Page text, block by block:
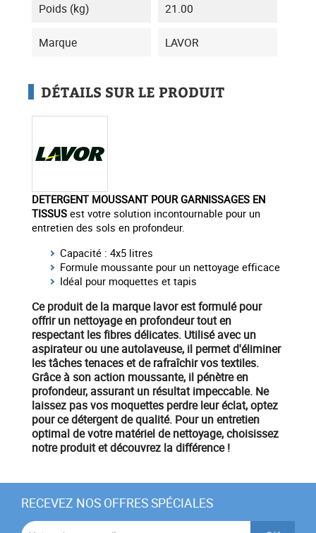
Poids (kg) 21.00
Marque LAVOR
DÉTAILS SUR LE PRODUIT
DETERGENT MOUSSANT POUR GARNISSAGES EN
TISSUS est votre solution incontournable pour un
entretien des sols en profondeur.
Capacité : 4x5 litres
Formule moussante pour un nettoyage efficace
Idéal pour moquettes et tapis
Ce produit de la marquelavorest formulé pour
offrir un nettoyage en profondeurtout en
respectant les fibres délicates. Utilisé avec un
aspirateurou uneautolaveuse, il permet d'éliminer
les tâches tenaces et de rafraîchir vos textiles.
Grâce à son action moussante, il pénètre en
profondeur, assurant un résultat impeccable. Ne
laissez pas vos moquettes perdre leur éclat, optez
pour cedétergent de qualité. Pour un entretien
optimal de votrematérielde nettoyage, choisissez
notre produit et découvrez la différence !
RECEVEZ NOS OFFRES SPÉCIALES